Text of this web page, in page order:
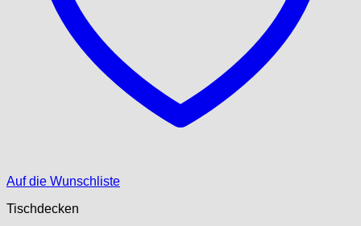
Auf die Wunschliste
Tischdecken